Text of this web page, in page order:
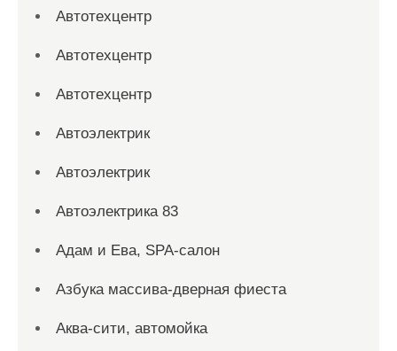
Автотехцентр
Автотехцентр
Автотехцентр
Автоэлектрик
Автоэлектрик
Автоэлектрика 83
Адам и Ева, SPA-салон
Азбука массива-дверная фиеста
Аква-сити, автомойка